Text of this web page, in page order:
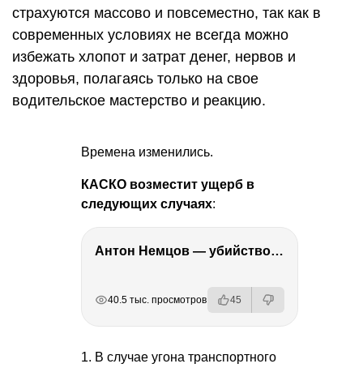
страхуются массово и повсеместно, так как в
современных условиях не всегда можно
избежать хлопот и затрат денег, нервов и
здоровья, полагаясь только на свое
водительское мастерство и реакцию.
Времена изменились.
КАСКО возместит ущерб в
следующих случаях:
Антон Немцов — убийство Бориса Немцова, переезд в Дубай, семья и политика
40.5 тыс. просмотров 45
1. В случае угона транспортного